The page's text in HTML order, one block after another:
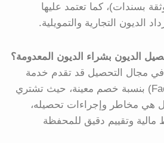
بسندات)، كما تعتمد عليها
الديون التجارية والتمويلية.
مجال التحصيل قد تقدم خدمة
“شراء الديون” (Factoring) بنسبة خصم معينة، حيث تشتري
هي مخاطر وإجراءات تحصيله،
وتقييم دقيق للمحفظة